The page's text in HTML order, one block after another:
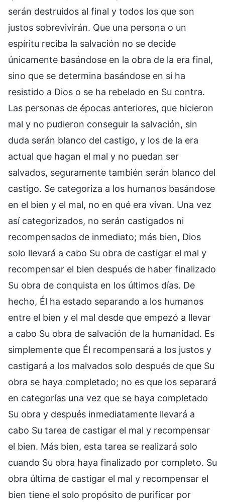
serán destruidos al final y todos los que son
justos sobrevivirán. Que una persona o un
espíritu reciba la salvación no se decide
únicamente basándose en la obra de la era final,
sino que se determina basándose en si ha
resistido a Dios o se ha rebelado en Su contra.
Las personas de épocas anteriores, que hicieron
mal y no pudieron conseguir la salvación, sin
duda serán blanco del castigo, y los de la era
actual que hagan el mal y no puedan ser
salvados, seguramente también serán blanco del
castigo. Se categoriza a los humanos basándose
en el bien y el mal, no en qué era vivan. Una vez
así categorizados, no serán castigados ni
recompensados de inmediato; más bien, Dios
solo llevará a cabo Su obra de castigar el mal y
recompensar el bien después de haber finalizado
Su obra de conquista en los últimos días. De
hecho, Él ha estado separando a los humanos
entre el bien y el mal desde que empezó a llevar
a cabo Su obra de salvación de la humanidad. Es
simplemente que Él recompensará a los justos y
castigará a los malvados solo después de que Su
obra se haya completado; no es que los separará
en categorías una vez que se haya completado
Su obra y después inmediatamente llevará a
cabo Su tarea de castigar el mal y recompensar
el bien. Más bien, esta tarea se realizará solo
cuando Su obra haya finalizado por completo. Su
obra última de castigar el mal y recompensar el
bien tiene el solo propósito de purificar por